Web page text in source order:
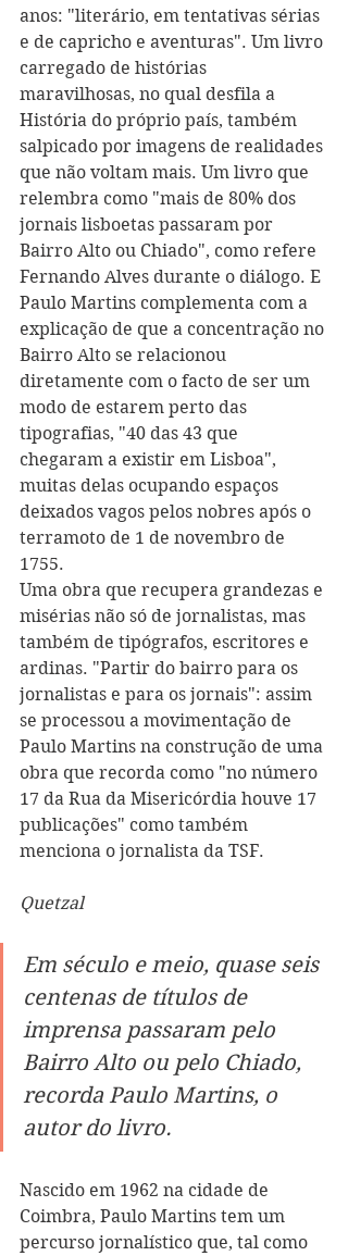
anos: "literário, em tentativas sérias
e de capricho e aventuras". Um livro
carregado de histórias
maravilhosas, no qual desfila a
História do próprio país, também
salpicado por imagens de realidades
que não voltam mais. Um livro que
relembra como "mais de 80% dos
jornais lisboetas passaram por
Bairro Alto ou Chiado", como refere
Fernando Alves durante o diálogo. E
Paulo Martins complementa com a
explicação de que a concentração no
Bairro Alto se relacionou
diretamente com o facto de ser um
modo de estarem perto das
tipografias, "40 das 43 que
chegaram a existir em Lisboa",
muitas delas ocupando espaços
deixados vagos pelos nobres após o
terramoto de 1 de novembro de
1755.
Uma obra que recupera grandezas e
misérias não só de jornalistas, mas
também de tipógrafos, escritores e
ardinas. "Partir do bairro para os
jornalistas e para os jornais": assim
se processou a movimentação de
Paulo Martins na construção de uma
obra que recorda como "no número
17 da Rua da Misericórdia houve 17
publicações" como também
menciona o jornalista da TSF.
Quetzal
Em século e meio, quase seis
centenas de títulos de
imprensa passaram pelo
Bairro Alto ou pelo Chiado,
recorda Paulo Martins, o
autor do livro.
Nascido em 1962 na cidade de
Coimbra, Paulo Martins tem um
percurso jornalístico que, tal como